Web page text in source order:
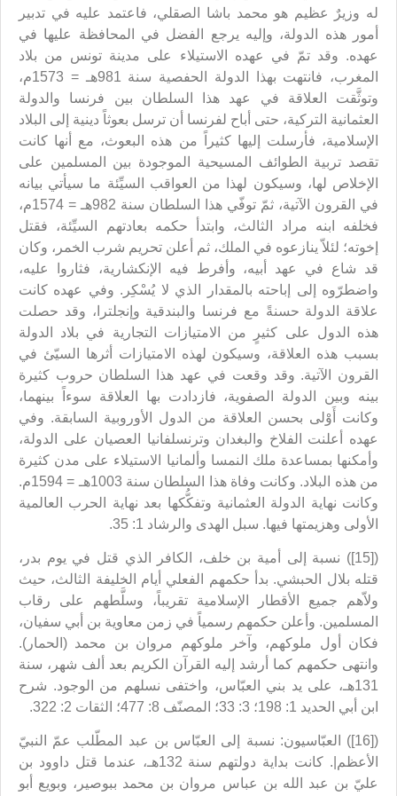
له وزيرٌ عظيم هو محمد باشا الصقلي، فاعتمد عليه في تدبير
أمور هذه الدولة، وإليه يرجع الفضل في المحافظة عليها في
عهده. وقد تمّ في عهده الاستيلاء على مدينة تونس من بلاد
المغرب، فانتهت بهذا الدولة الحفصية سنة 981هـ = 1573م،
وتوثَّقت العلاقة في عهد هذا السلطان بين فرنسا والدولة
العثمانية التركية، حتى أباح لفرنسا أن ترسل بعوثاً دينية إلى البلاد
الإسلامية، فأرسلت إليها كثيراً من هذه البعوث، مع أنها كانت
تقصد تربية الطوائف المسيحية الموجودة بين المسلمين على
الإخلاص لها، وسيكون لهذا من العواقب السيِّئة ما سيأتي بيانه
في القرون الآتية، ثمّ توفّي هذا السلطان سنة 982هـ ‍= 1574م،
فخلفه ابنه مراد الثالث، وابتدأ حكمه بعادتهم السيِّئة، فقتل
إخوته؛ لئلاّ ينازعوه في الملك، ثم أعلن تحريم شرب الخمر، وكان
قد شاع في عهد أبيه، وأفرط فيه الإنكشارية، فثاروا عليه،
واضطرّوه إلى إباحته بالمقدار الذي لا يُسْكِر. وفي عهده كانت
علاقة الدولة حسنةً مع فرنسا والبندقية وإنجلترا، وقد حصلت
هذه الدول على كثيرٍ من الامتيازات التجارية في بلاد الدولة
بسبب هذه العلاقة، وسيكون لهذه الامتيازات أثرها السيّئ في
القرون الآتية. وقد وقعت في عهد هذا السلطان حروب كثيرة
بينه وبين الدولة الصفوية، فازدادت بها العلاقة سوءاً بينهما،
وكانت أَوْلى بحسن العلاقة من الدول الأوروبية السابقة. وفي
عهده أعلنت الفلاخ والبغدان وترنسلفانيا العصيان على الدولة،
وأمكنها بمساعدة ملك النمسا وألمانيا الاستيلاء على مدن كثيرة
من هذه البلاد. وكانت وفاة هذا السلطان سنة 1003هـ = 1594م.
وكانت نهاية الدولة العثمانية وتفكُّكها بعد نهاية الحرب العالمية
الأولى وهزيمتها فيها. سبل الهدى والرشاد 1: 35.
([15]) نسبة إلى أمية بن خلف، الكافر الذي قتل في يوم بدر،
قتله بلال الحبشي. بدأ حكمهم الفعلي أيام الخليفة الثالث، حيث
ولاّهم جميع الأقطار الإسلامية تقريباً، وسلَّطهم على رقاب
المسلمين. وأعلن حكمهم رسمياً في زمن معاوية بن أبي سفيان،
فكان أول ملوكهم، وآخر ملوكهم مروان بن محمد (الحمار).
وانتهى حكمهم كما أرشد إليه القرآن الكريم بعد ألف شهر، سنة
131هـ، على يد بني العبّاس، واختفى نسلهم من الوجود. شرح
ابن أبي الحديد 1: 198؛ 3: 33؛ المصنّف 8: 477؛ الثقات 2: 322.
([16]) العبّاسيون: نسبة إلى العبّاس بن عبد المطّلب عمّ النبيّ
الأعظم|. كانت بداية دولتهم سنة 132هـ، عندما قتل داوود بن
عليّ بن عبد الله بن عباس مروان بن محمد ببوصير، وبويع أبو